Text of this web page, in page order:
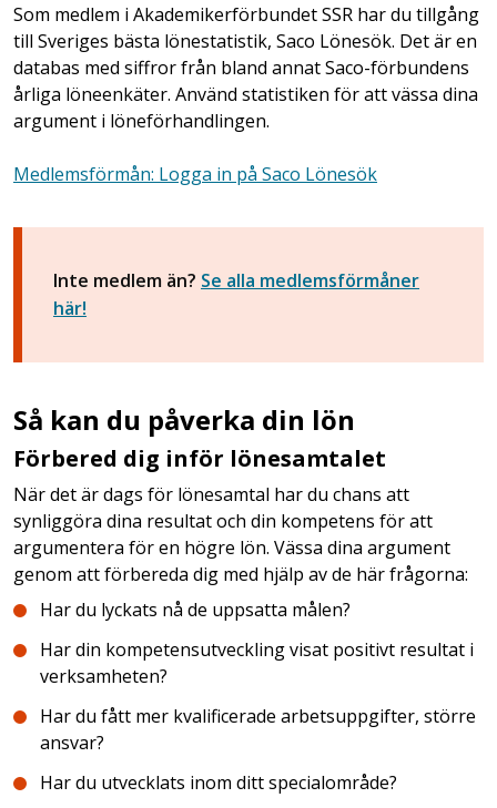
Som medlem i Akademikerförbundet SSR har du tillgång
till Sveriges bästa lönestatistik, Saco Lönesök. Det är en
databas med siffror från bland annat Saco-förbundens
årliga löneenkäter. Använd statistiken för att vässa dina
argument i löneförhandlingen.
Medlemsförmån: Logga in på Saco Lönesök
Inte medlem än? Se alla medlemsförmåner
här!
Så kan du påverka din lön
Förbered dig inför lönesamtalet
När det är dags för lönesamtal har du chans att
synliggöra dina resultat och din kompetens för att
argumentera för en högre lön. Vässa dina argument
genom att förbereda dig med hjälp av de här frågorna:
Har du lyckats nå de uppsatta målen?
Har din kompetensutveckling visat positivt resultat i
verksamheten?
Har du fått mer kvalificerade arbetsuppgifter, större
ansvar?
Har du utvecklats inom ditt specialområde?